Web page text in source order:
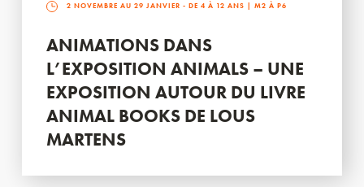
2 NOVEMBRE AU 29 JANVIER - DE 4 À 12 ANS | M2 À P6
ANIMATIONS DANS
L’EXPOSITION ANIMALS – UNE
EXPOSITION AUTOUR DU LIVRE
ANIMAL BOOKS DE LOUS
MARTENS